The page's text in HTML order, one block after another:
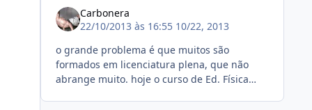
Carbonera
22/10/2013 às 16:55 10/22, 2013
o grande problema é que muitos são
formados em licenciatura plena, que não
abrange muito. hoje o curso de Ed. Física